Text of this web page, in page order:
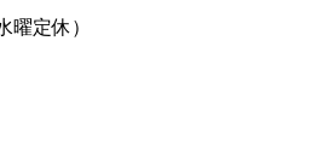
曜定休）